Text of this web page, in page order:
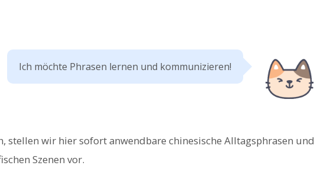
Ich möchte Phrasen lernen und kommunizieren!
stellen wir hier sofort anwendbare chinesische Alltagsphrasen und
Szenen vor.